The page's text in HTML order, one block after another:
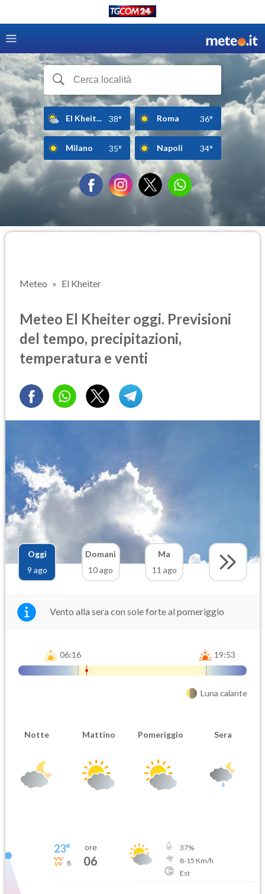
El Kheit... 38° Roma 36°
Milano 35° Napoli 34°
Meteo El Kheiter
Meteo El Kheiter oggi. Previsioni
del tempo, precipitazioni,
temperatura e venti
Oggi
9 ago
Domani
10 ago
Ma
11 ago
Vento alla sera con sole forte al pomeriggio
06:16 19:53
Luna calante
Notte Mattino Pomeriggio Sera
23°
8
ore
06
37%
8-15 Km/h
Est